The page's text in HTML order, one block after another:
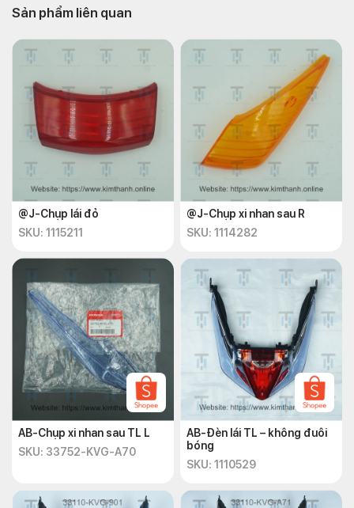
Sản phẩm liên quan
@J-Chụp lái đỏ
SKU: 1115211
@J-Chụp xi nhan sau R
SKU: 1114282
AB-Chụp xi nhan sau TL L
SKU: 33752-KVG-A70
AB-Đèn lái TL – không đuôi
bóng
SKU: 1110529